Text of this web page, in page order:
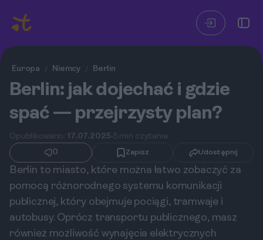
Europa / Niemcy / Berlin
Berlin: jak dojechać i gdzie
spać — przejrzysty plan?
Opublikowano: 17.07.2025 5 min czytania
0
Zapisz Udostępnij
Berlin to miasto, które można łatwo zobaczyć za
pomocą różnorodnego systemu komunikacji
publicznej, który obejmuje pociągi, tramwaje i
autobusy. Oprócz transportu publicznego, masz
również możliwość wynajęcia elektrycznych